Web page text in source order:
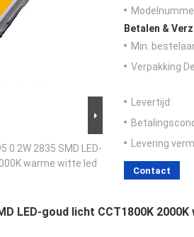
0.2W 2835 SMD LED-
warme witte led
Betalen &
Min.
Verpakking
Levertijd:
Levering
Contact
LED-goud licht CCT1800K